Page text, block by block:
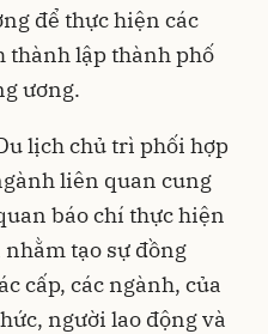
để thực hiện các
lập thành phố
ương.
lịch chủ trì phối hợp
liên quan cung
báo chí thực hiện
tạo sự đồng
cấp, các ngành, của
người lao động và